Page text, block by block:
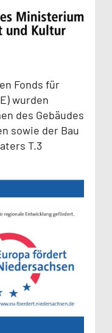
Fonds für
wurden
des Gebäudes
sowie der Bau
T.3